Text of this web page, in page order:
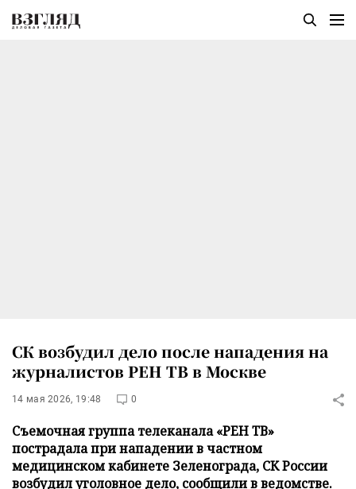
СК возбудил дело после нападения на
журналистов РЕН ТВ в Москве
14 мая 2026, 19:48 0
Съемочная группа телеканала «РЕН ТВ»
пострадала при нападении в частном
медицинском кабинете Зеленограда, СК России
возбудил уголовное дело, сообщили в ведомстве.